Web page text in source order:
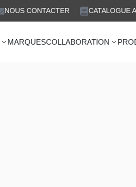
NOUS CONTACTER CATALOGUE
MARQUESCOLLABORATION